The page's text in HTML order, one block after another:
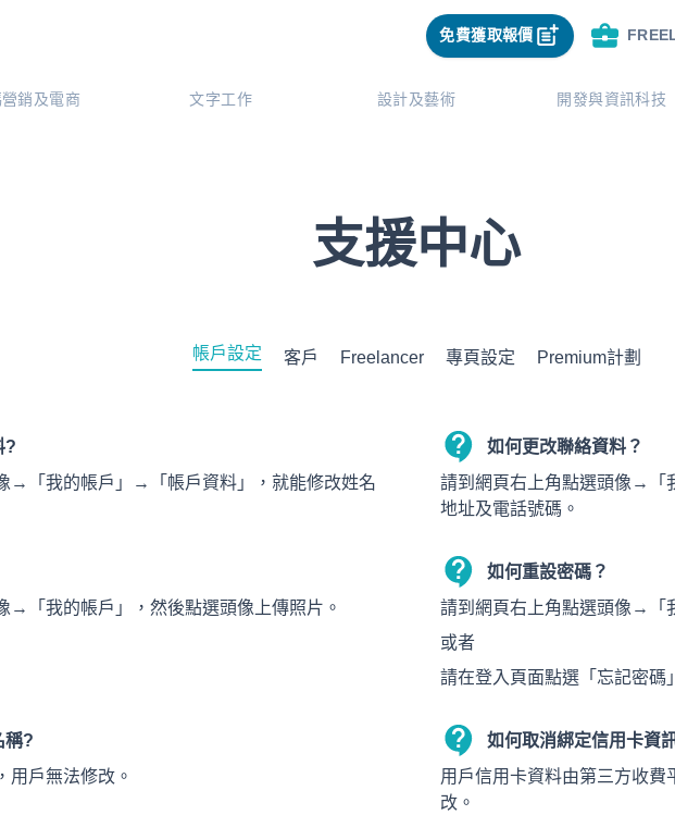
免費獲取報價
銷及電商 文字工作 設計及藝術 開發與資訊科技
支援中心
帳戶設定 客戶 Freelancer 專頁設定 Premium計劃
?
→「我的帳戶」→「帳戶資料」，就能修改姓名
如何更改聯絡資料？
請到網頁右上角點選頭像→「
地址及電話號碼。
→「我的帳戶」，然後點選頭像上傳照片。
如何重設密碼？
請到網頁右上角點選頭像→「
或者
請在登入頁面點選「忘記密碼」
稱?
用戶無法修改。
如何取消綁定信用卡資
用戶信用卡資料由第三方收
改。